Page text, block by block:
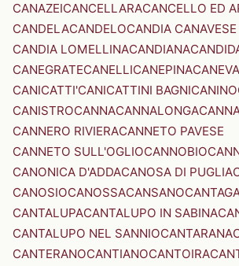
CANAZEICANCELLARACANCELLO ED
CANDELACANDELOCANDIA CANAVESE
CANDIA LOMELLINACANDIANA
CANEGRATECANELLICANEPINACANEVA
CANICATTI'CANICATTINI BAGNICANINO
CANISTROCANNACANNALONGA
CANNERO RIVIERACANNETO PAVESE
CANNETO SULL'OGLIOCANNOBIO
CANONICA D'ADDACANOSA DI PUGLIA
CANOSIOCANOSSACANSANO
CANTALUPACANTALUPO IN SABINA
CANTALUPO NEL SANNIOCANTARANA
CANTERANOCANTIANOCANTOIRA